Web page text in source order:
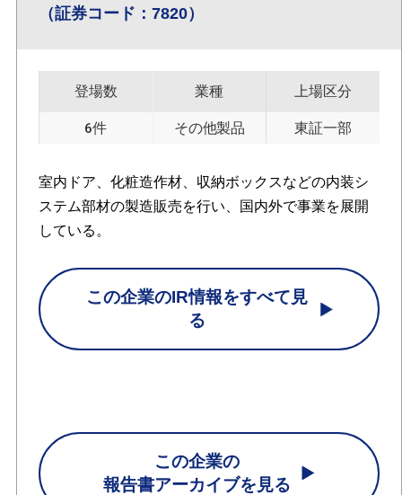
（証券コード：7820）
登場数
6件
業種
その他製品
上場区分
東証一部
室内ドア、化粧造作材、収納ボックスなどの内装シ
ステム部材の製造販売を行い、国内外で事業を展開
している。
この企業のIR情報をすべて見
る
この企業の
報告書アーカイブを見る